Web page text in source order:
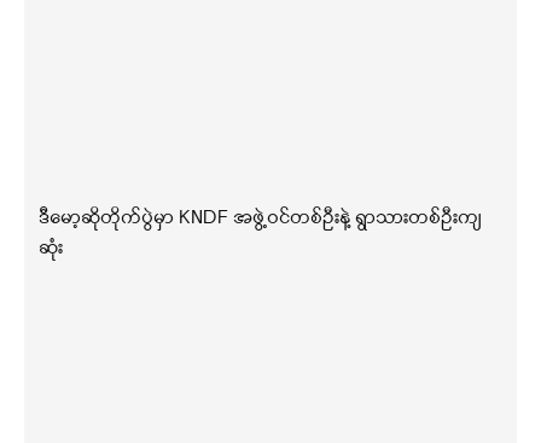
ဒီမော့ဆိုတိုက်ပွဲမှာ KNDF အဖွဲ့ဝင်တစ်ဦးနဲ့ ရွာသားတစ်ဦးကျ
ဆုံး